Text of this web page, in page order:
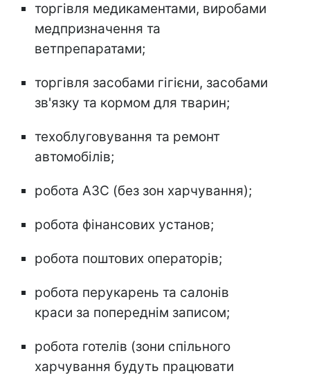
торгівля медикаментами, виробами
медпризначення та
ветпрепаратами;
торгівля засобами гігієни, засобами
зв'язку та кормом для тварин;
техоблуговування та ремонт
автомобілів;
робота АЗС (без зон харчування);
робота фінансових установ;
робота поштових операторів;
робота перукарень та салонів
краси за попереднім записом;
робота готелів (зони спільного
харчування будуть працювати